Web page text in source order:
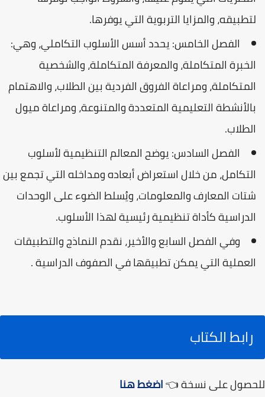
لتطبيقه، والمزايا التربوية التي يوفرها.
الفصل الخامس: يحدد أسس الأسلوب التكاملي، وهي:
الخبرة المتكاملة، والمعرفة المتكاملة، والشخصية
المتكاملة، ومراعاة الفروق الفردية بين الطلاب، والاهتمام
بالأنشطة التعليمية المتعددة والمتنوعة، ومراعاة ميول
الطلاب.
الفصل السادس: يوضح المعالم التنظيمية لأسلوب
التكامل، من خلال استعراض أبعاده ومداخله التي تجمع بين
شتات المعارف والمعلومات، ويُسلط الضوء على الوحدات
الدراسية كأداة تنظيمية رئيسية لهذا الأسلوب.
وفي الفصل السابع والأخير، نقدم النماذج والتطبيقات
العملية التي يمكن تطبيقها في الصفوف الدراسية .
رابط الكتاب
للحصول على نسخة 👈اضغط هنا